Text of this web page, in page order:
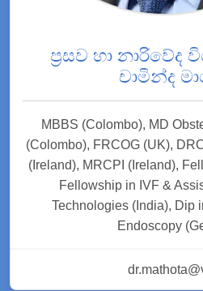
ප්‍රසව හා
චාමින්ද
MBBS (Colombo), MD
(Colombo), FRCOG (UK),
(Ireland), MRCPI (Ireland),
Fellowship in IVF &
Technologies (India), Dip
Endoscopy